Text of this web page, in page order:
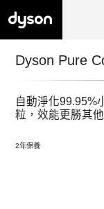
回首頁
Dyson Pure
自動淨化99.95%
粒，效能更勝其
2年保養